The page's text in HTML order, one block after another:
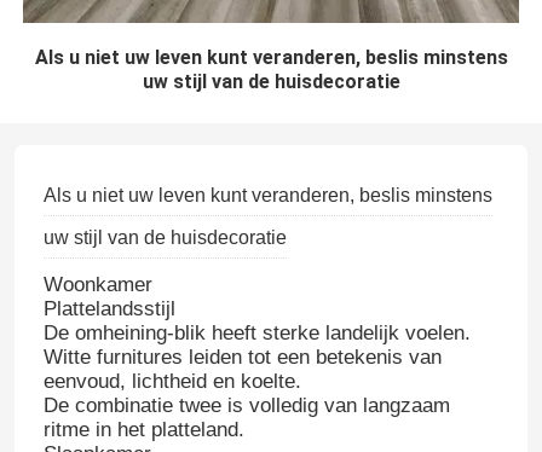
Als u niet uw leven kunt veranderen, beslis minstens
uw stijl van de huisdecoratie
Als u niet uw leven kunt veranderen, beslis minstens
uw stijl van de huisdecoratie
Woonkamer
Plattelandsstijl
De omheining-blik heeft sterke landelijk voelen.
Witte furnitures leiden tot een betekenis van
eenvoud, lichtheid en koelte.
De combinatie twee is volledig van langzaam
ritme in het platteland.